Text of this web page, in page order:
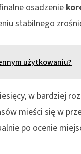
osadzenie
stabilnego
użytkowaniu?
w bardziej
mieści się w
po ocenie